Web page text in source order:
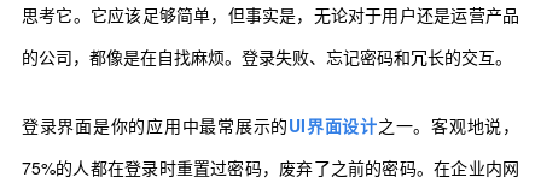
思考它。它应该足够简单，但事实是，无论对于用户还是运营产品
的公司，都像是在自找麻烦。登录失败、忘记密码和冗长的交互。
登录界面是你的应用中最常展示的UI界面设计之一。客观地说，
75%的人都在登录时重置过密码，废弃了之前的密码。在企业内网